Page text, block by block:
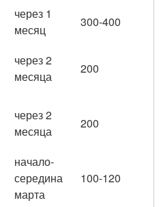
через 1
месяц
300-400
через 2
месяца
200
через 2
месяца
200
начало-
середина
марта
100-120